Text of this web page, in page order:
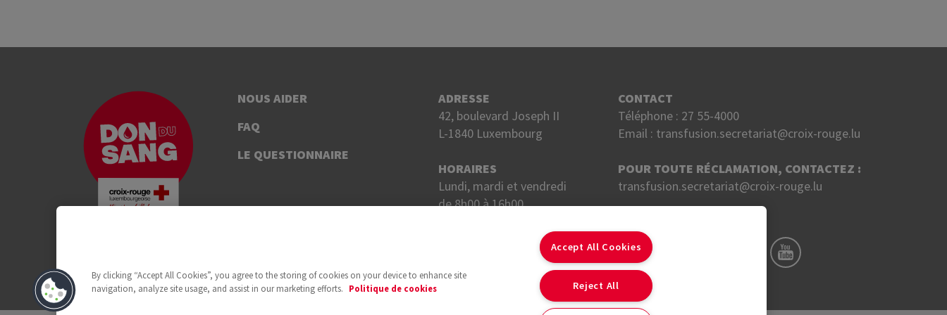
NOUS AIDER
FAQ
LE QUESTIONNAIRE
ADRESSE
42, boulevard Joseph II
L-1840 Luxembourg
HORAIRES
Lundi, mardi et vendredi
de 8h00 à 16h00.
CONTACT
Téléphone : 27 55-4000
Email : transfusion.secretariat@croix-rouge.lu
POUR TOUTE RÉCLAMATION, CONTACTEZ :
transfusion.secretariat@croix-rouge.lu
By clicking “Accept All Cookies”, you agree to the storing of cookies on your device to enhance site
navigation, analyze site usage, and assist in our marketing efforts.
Politique de cookies
Accept All Cookies
Reject All